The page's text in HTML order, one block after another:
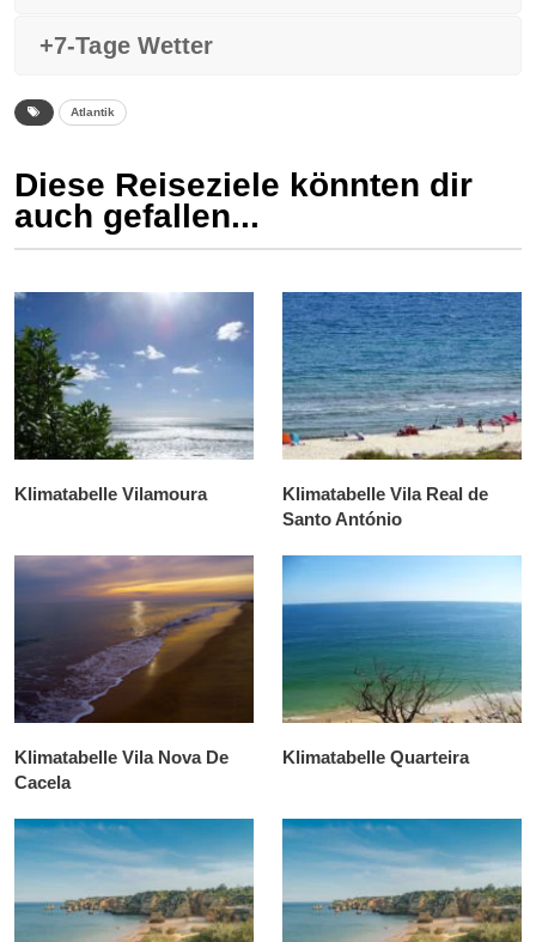
+7-Tage Wetter
Atlantik
Diese Reiseziele könnten dir
auch gefallen...
Klimatabelle Vilamoura
Klimatabelle Vila Real de
Santo António
Klimatabelle Vila Nova De
Cacela
Klimatabelle Quarteira